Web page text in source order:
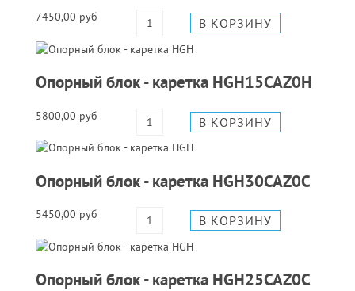
7450,00 руб
Опорный блок - каретка HGH15CAZ0H
5800,00 руб
Опорный блок - каретка HGH30CAZ0C
5450,00 руб
Опорный блок - каретка HGH25CAZ0C